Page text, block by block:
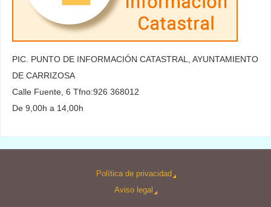
PIC. PUNTO DE INFORMACIÓN CATASTRAL, AYUNTAMIENTO
DE CARRIZOSA
Calle Fuente, 6 Tfno:926 368012
De 9,00h a 14,00h
Política de privacidad
Aviso legal